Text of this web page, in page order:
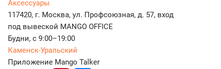
Аксессуары
117420, г. Москва, ул. Профсоюзная, д. 57, вход
под вывеской MANGO OFFICE
Будни, с 9:00–19:00
Каменск-Уральский
Приложение Mango Talker